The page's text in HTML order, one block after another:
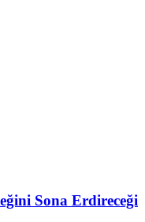
Sona Erdireceği